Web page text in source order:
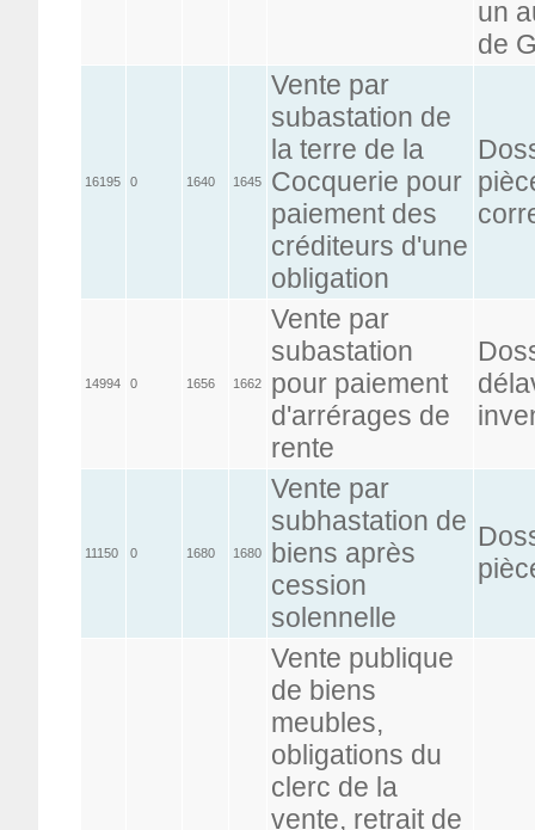
un
de
16195 0 1640 1645
Vente par
subastation de
la terre de la
Cocquerie pour
paiement des
créditeurs d'une
obligation
14994 0 1656 1662
Vente par
subastation
pour paiement
d'arrérages de
rente
11150 0 1680 1680
Vente par
subhastation de
biens après
cession
solennelle
Vente publique
de biens
meubles,
obligations du
clerc de la
vente, retrait de